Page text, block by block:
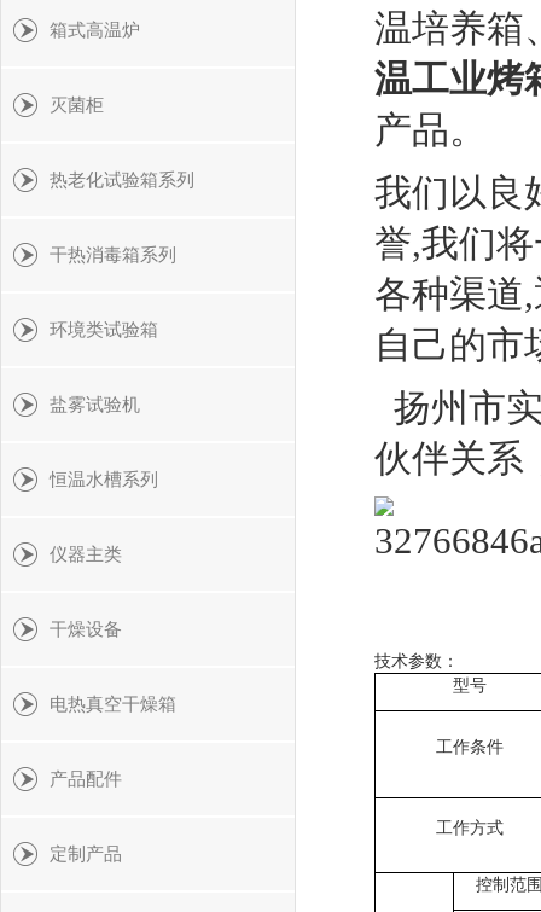
温培养箱
温工业烤
产品。
我们以良
誉,我们
各种渠道
自己的市
扬州市
伙伴关系
技术参数：
型号
工作条件
工作方式
控制范
箱式高温炉
灭菌柜
热老化试验箱系列
干热消毒箱系列
环境类试验箱
盐雾试验机
恒温水槽系列
仪器主类
干燥设备
电热真空干燥箱
产品配件
定制产品